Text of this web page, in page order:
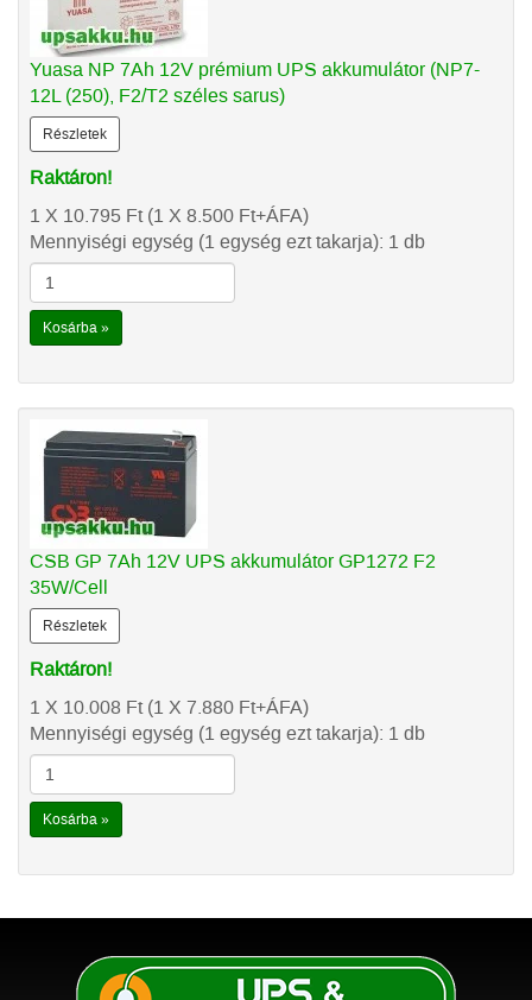
Yuasa NP 7Ah 12V prémium UPS akkumulátor (NP7-
12L (250), F2/T2 széles sarus)
Részletek
Raktáron!
1 X 10.795 Ft(1 X 8.500 Ft+ÁFA)
Mennyiségi egység (1 egység ezt takarja): 1 db
Kosárba »
CSB GP 7Ah 12V UPS akkumulátor GP1272 F2
35W/Cell
Részletek
Raktáron!
1 X 10.008 Ft(1 X 7.880 Ft+ÁFA)
Mennyiségi egység (1 egység ezt takarja): 1 db
Kosárba »